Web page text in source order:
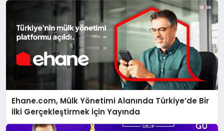
Ehane.com, Mülk Yönetimi Alanında Türkiye’de Bir
İlki Gerçekleştirmek İçin Yayında